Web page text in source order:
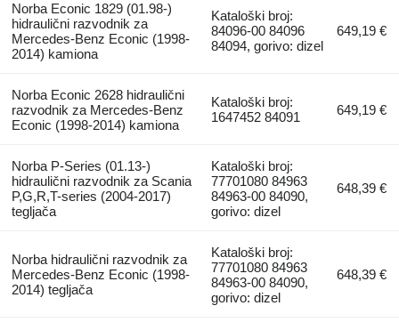
Norba Econic 1829 (01.98-)
hidraulični razvodnik za
Mercedes-Benz Econic (1998-
2014) kamiona
Kataloški broj:
84096-00 84096
84094, gorivo: dizel
649,19 €
Norba Econic 2628 hidraulični
razvodnik za Mercedes-Benz
Econic (1998-2014) kamiona
Kataloški broj:
1647452 84091
649,19 €
Norba P-Series (01.13-)
hidraulični razvodnik za Scania
P,G,R,T-series (2004-2017)
tegljača
Kataloški broj:
77701080 84963
84963-00 84090,
gorivo: dizel
648,39 €
Norba hidraulični razvodnik za
Mercedes-Benz Econic (1998-
2014) tegljača
Kataloški broj:
77701080 84963
84963-00 84090,
gorivo: dizel
648,39 €